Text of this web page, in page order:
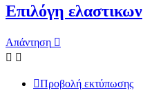
Επιλόγη ελαστικων
Απάντηση
Προβολή εκτύπωσης